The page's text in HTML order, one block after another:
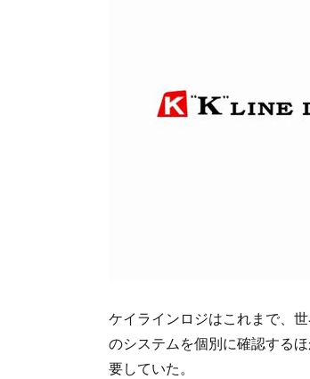
ケイラインロジはこれまで、
のシステムを個別に確認する
要していた。